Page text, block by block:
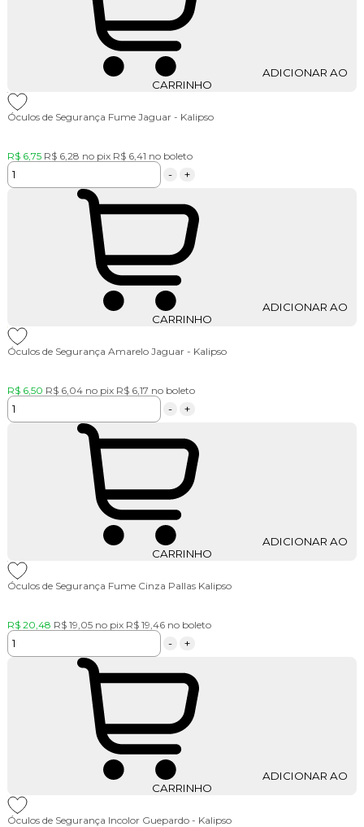
CARRINHO
Óculos de Segurança Fume Jaguar - Kalipso
R$ 6,75 R$ 6,28 no pix R$ 6,41 no boleto
- +
CARRINHO
Óculos de Segurança Amarelo Jaguar - Kalipso
R$ 6,50 R$ 6,04 no pix R$ 6,17 no boleto
- +
CARRINHO
Óculos de Segurança Fume Cinza Pallas Kalipso
R$ 20,48 R$ 19,05 no pix R$ 19,46 no boleto
- +
CARRINHO
Óculos de Segurança Incolor Guepardo - Kalipso